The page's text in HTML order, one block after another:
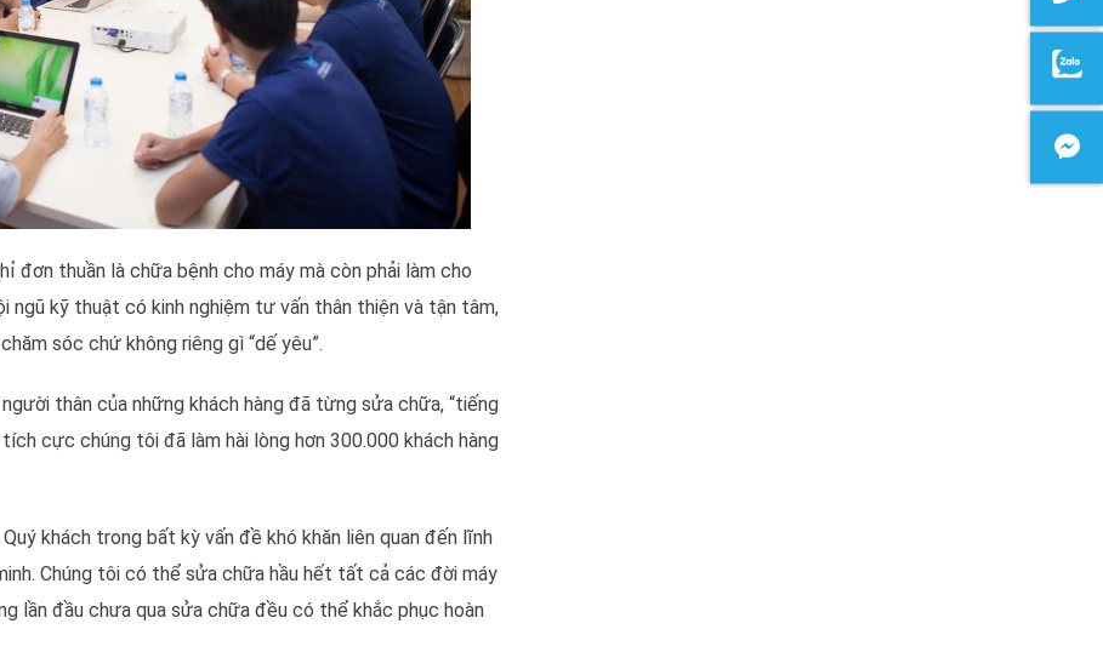
đơn thuần là chữa bệnh cho máy mà còn phải làm cho
ngũ kỹ thuật có kinh nghiệm tư vấn thân thiện và tận tâm,
sóc chứ không riêng gì “dế yêu”.
thân của những khách hàng đã từng sửa chữa, “tiếng
cực chúng tôi đã làm hài lòng hơn 300.000 khách hàng
khách trong bất kỳ vấn đề khó khăn liên quan đến lĩnh
Chúng tôi có thể sửa chữa hầu hết tất cả các đời máy
lần đầu chưa qua sửa chữa đều có thể khắc phục hoàn